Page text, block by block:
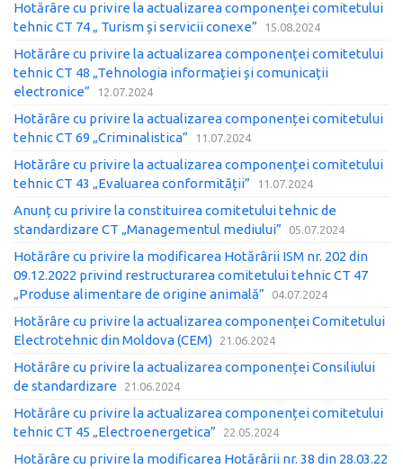
Hotărâre cu privire la actualizarea componenței comitetului
tehnic CT 74 „ Turism și servicii conexe”
15.08.2024
Hotărâre сu privire la actualizarea componenței comitetului
tehnic CT 48 „Tehnologia informației și comunicații
electronice”
12.07.2024
Hotărâre cu privire la actualizarea componenței comitetului
tehnic CT 69 „Criminalistica”
11.07.2024
Hotărâre cu privire la actualizarea componenței comitetului
tehnic CT 43 „Evaluarea conformității”
11.07.2024
Anunț cu privire la constituirea comitetului tehnic de
standardizare CT „Managementul mediului”
05.07.2024
Hotărâre cu privire la modificarea Hotărârii ISM nr. 202 din
09.12.2022 privind restructurarea comitetului tehnic CT 47
„Produse alimentare de origine animală”
04.07.2024
Hotărâre cu privire la actualizarea componenței Comitetului
Electrotehnic din Moldova (CEM)
21.06.2024
Hotărâre cu privire la actualizarea componenței Consiliului
de standardizare
21.06.2024
Hotărâre cu privire la actualizarea componenței comitetului
tehnic CT 45 „Electroenergetica”
22.05.2024
Hotărâre cu privire la modificarea Hotărârii nr. 38 din 28.03.22